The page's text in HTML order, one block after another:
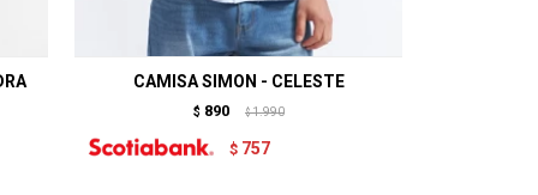
CAMISA SIMON - CELESTE
$ 890 $ 1.990
$ 757